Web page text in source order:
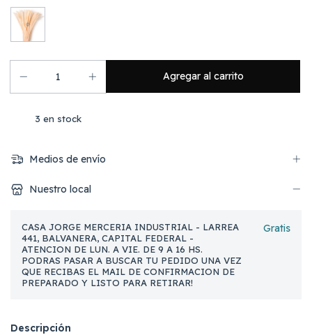
3 en stock
Medios de envío
Nuestro local
CASA JORGE MERCERIA INDUSTRIAL - LARREA
441, BALVANERA, CAPITAL FEDERAL -
ATENCION DE LUN. A VIE. DE 9 A 16 HS.
PODRAS PASAR A BUSCAR TU PEDIDO UNA VEZ
QUE RECIBAS EL MAIL DE CONFIRMACION DE
PREPARADO Y LISTO PARA RETIRAR!
Gratis
Descripción